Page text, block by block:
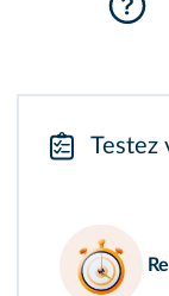
Testez